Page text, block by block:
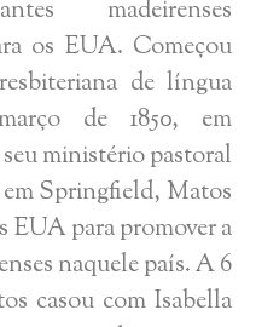
madeirenses
os EUA. Começou
de língua
de 1850, em
ministério pastoral
em Springfield, Matos
EUA para promover a
naquele país. A 6
casou com Isabella